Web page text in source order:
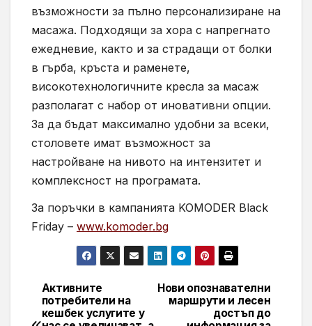
възможности за пълно персонализиране на
масажа. Подходящи за хора с напрегнато
ежедневие, както и за страдащи от болки
в гърба, кръста и раменете,
високотехнологичните кресла за масаж
разполагат с набор от иновативни опции.
За да бъдат максимално удобни за всеки,
столовете имат възможност за
настройване на нивото на интензитет и
комплексност на програмата.
За поръчки в кампанията KOMODER Black
Friday – www.komoder.bg
Навигация
Нови опознавателни
маршрути и лесен
достъп до
Активните
потребители на
кешбек услугите у